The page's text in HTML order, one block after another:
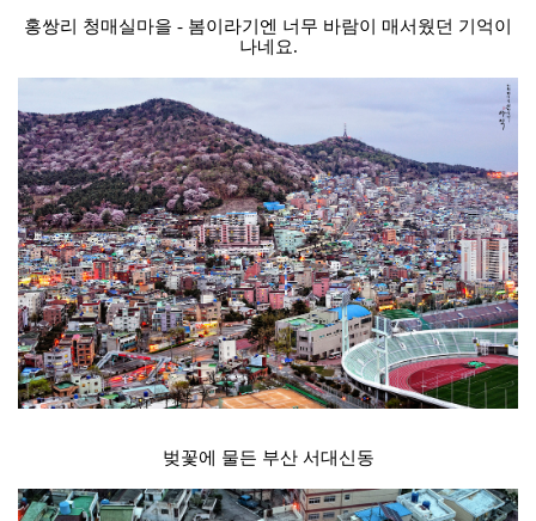
홍쌍리 청매실마을 - 봄이라기엔 너무 바람이 매서웠던 기억이
나네요.
벚꽃에 물든 부산 서대신동